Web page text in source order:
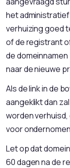
het
verhuizing goed
of de registrant
de
naar de nieuwe
Als de link in de
aangeklikt dan
worden
voor
Let op dat
60 dagen na de